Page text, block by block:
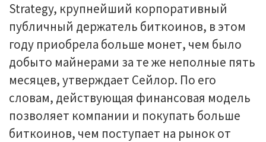
Strategy, крупнейший корпоративный
публичный держатель биткоинов, в этом
году приобрела больше монет, чем было
добыто майнерами за те же неполные пять
месяцев, утверждает Сейлор. По его
словам, действующая финансовая модель
позволяет компании и покупать больше
биткоинов, чем поступает на рынок от